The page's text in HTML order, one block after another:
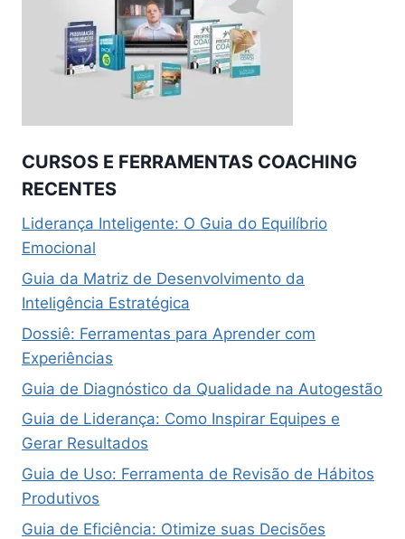
CURSOS E FERRAMENTAS COACHING
RECENTES
Liderança Inteligente: O Guia do Equilíbrio
Emocional
Guia da Matriz de Desenvolvimento da
Inteligência Estratégica
Dossiê: Ferramentas para Aprender com
Experiências
Guia de Diagnóstico da Qualidade na Autogestão
Guia de Liderança: Como Inspirar Equipes e
Gerar Resultados
Guia de Uso: Ferramenta de Revisão de Hábitos
Produtivos
Guia de Eficiência: Otimize suas Decisões